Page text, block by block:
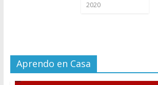
2020
Aprendo en Casa